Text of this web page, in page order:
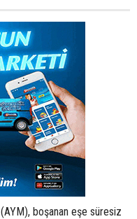
(AYM), boşanan eşe süresiz